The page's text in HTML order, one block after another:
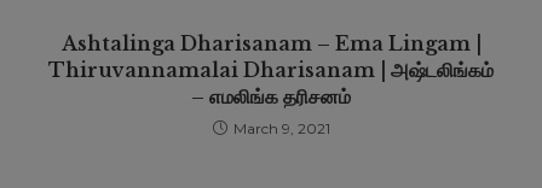
Ashtalinga Dharisanam – Ema Lingam |
Thiruvannamalai Dharisanam | அஷ்டலிங்கம்
– எமலிங்க தரிசனம்
March 9, 2021